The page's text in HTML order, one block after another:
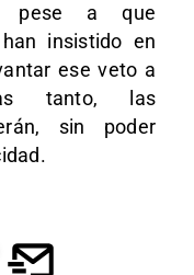
pese a que
insistido en
ese veto a
tanto, las
sin poder